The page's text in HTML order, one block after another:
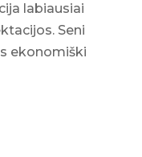
labiausiai
Seni
ekonomiški